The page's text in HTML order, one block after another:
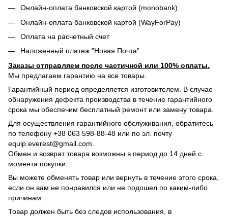
Онлайн-оплата банковской картой (monobank)
Онлайн-оплата банковской картой (WayForPay)
Оплата на расчетный счет
Наложенный платеж "Новая Почта"
Заказы отправляем после частичной или 100% оплаты.
Мы предлагаем гарантию на все товары.
Гарантийный период определяется изготовителем. В случае
обнаружения дефекта производства в течение гарантийного
срока мы обеспечим бесплатный ремонт или замену товара.
Для осуществления гарантийного обслуживания, обратитесь
по телефону +38 063 598-88-48 или по эл. почту
equip.everest@gmail.com.
Обмен и возврат товара возможны в период до 14 дней с
момента покупки.
Вы можете обменять товар или вернуть в течение этого срока,
если он вам не понравился или не подошел по каким-либо
причинам.
Товар должен быть без следов использования, в